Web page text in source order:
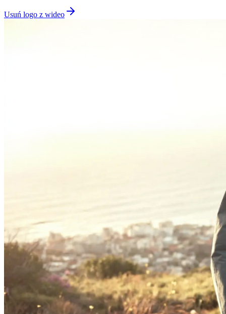
Usuń logo z wideo